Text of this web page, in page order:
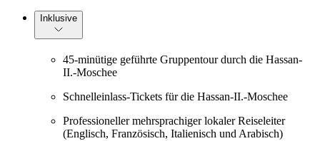
Inklusive
45-minütige geführte Gruppentour durch die Hassan-
II.-Moschee
Schnelleinlass-Tickets für die Hassan-II.-Moschee
Professioneller mehrsprachiger lokaler Reiseleiter
(Englisch, Französisch, Italienisch und Arabisch)